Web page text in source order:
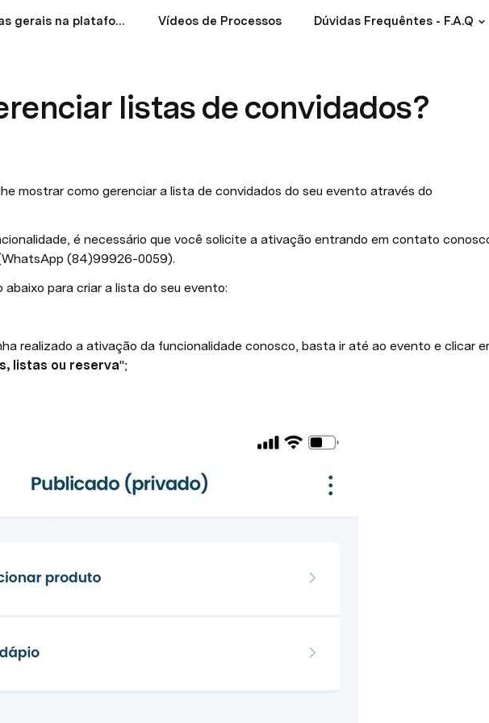
Dúvidas gerais na plataforma Outgo. Vídeos de Processos Dúvidas Frequêntes - F.A.Q
listas de convidados?
mostrar como gerenciar a lista de convidados do seu evento através do
é necessário que você solicite a ativação entrando em contato
(84)99926-0059).
abaixo para criar a lista do seu evento:
realizado a ativação da funcionalidade conosco, basta ir até ao evento e clicar
listas ou reserva";